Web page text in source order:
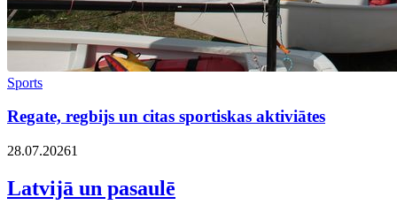
Sports
Regate, regbijs un citas sportiskas aktiviātes
28.07.20261
Latvijā un pasaulē